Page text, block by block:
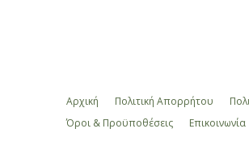
Αρχική Πολιτική Απορρήτου
Όροι & Προϋποθέσεις
Επικοινωνία